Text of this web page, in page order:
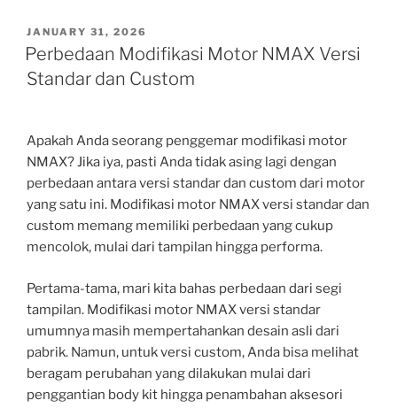
POSTED
ON
JANUARY 31, 2026
Perbedaan Modifikasi Motor NMAX Versi
Standar dan Custom
Apakah Anda seorang penggemar modifikasi motor
NMAX? Jika iya, pasti Anda tidak asing lagi dengan
perbedaan antara versi standar dan custom dari motor
yang satu ini. Modifikasi motor NMAX versi standar dan
custom memang memiliki perbedaan yang cukup
mencolok, mulai dari tampilan hingga performa.
Pertama-tama, mari kita bahas perbedaan dari segi
tampilan. Modifikasi motor NMAX versi standar
umumnya masih mempertahankan desain asli dari
pabrik. Namun, untuk versi custom, Anda bisa melihat
beragam perubahan yang dilakukan mulai dari
penggantian body kit hingga penambahan aksesori